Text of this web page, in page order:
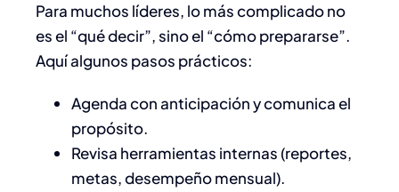
Para muchos líderes, lo más complicado no
es el “qué decir”, sino el “cómo prepararse”.
Aquí algunos pasos prácticos:
Agenda con anticipación y comunica el
propósito.
Revisa herramientas internas (reportes,
metas, desempeño mensual).